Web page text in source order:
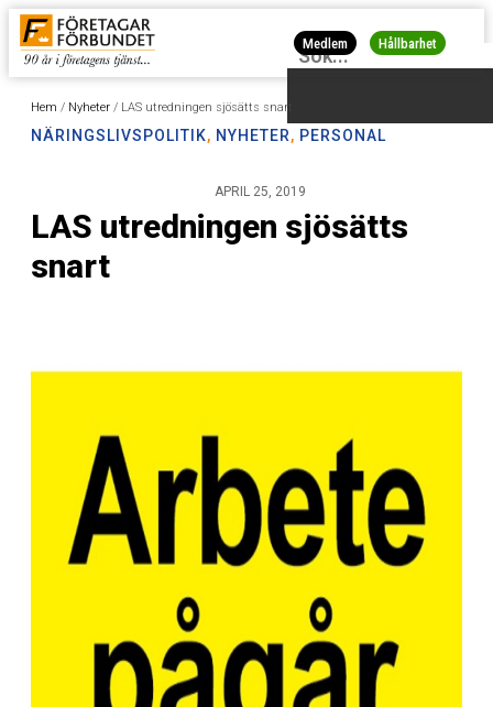
Medlem Hållbarhet
Hem / Nyheter / LAS utredningen sjösätts snart
NÄRINGSLIVSPOLITIK, NYHETER, PERSONAL
APRIL 25, 2019
LAS utredningen sjösätts
snart